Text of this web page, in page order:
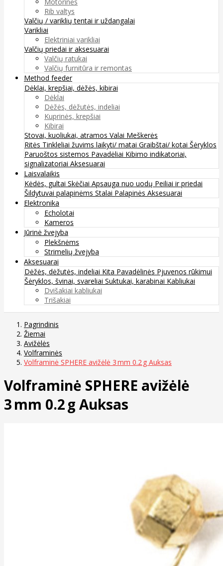
Rib valtys
Valčių / variklių tentai ir uždangalai
Varikliai
Elektriniai varikliai
Valčių priedai ir aksesuarai
Valčių ratukai
Valčių furnitūra ir remontas
Method feeder
Dėklai, krepšiai, dėžės, kibirai
Dėklai
Dėžės, dėžutės, indeliai
Kuprinės, krepšiai
Kibirai
Stovai, kuoliukai, atramos Valai Meškerės
Ritės Tinkleliai žuvims laikyti/ matai Graibštai/ kotai Šėryklos
Paruoštos sistemos Pavadėliai Kibimo indikatoriai,
signalizatoriai Aksesuarai
Laisvalaikis
Kėdės, gultai Skėčiai Apsauga nuo uodų Peiliai ir priedai
Šildytuvai palapinėms Stalai Palapinės Aksesuarai
Elektronika
Echolotai
Kameros
Jūrinė žvejyba
Plekšnėms
Strimelių žvejyba
Aksesuarai
Dėžės, dėžutės, indeliai Kita Pavadėlinės Pjuvenos rūkimui
Šėryklos, švinai, svareliai Suktukai, karabinai Kabliukai
Dvišakiai kabliukai
Trišakiai
Pagrindinis
Žiemai
Avižėlės
Volframinės
Volframinė SPHERE avižėlė 3 mm 0.2 g Auksas
Volframinė SPHERE avižėlė
3 mm 0.2 g Auksas